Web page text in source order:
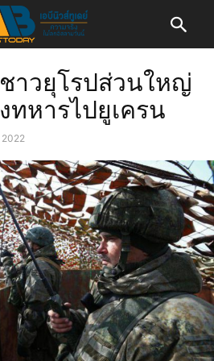
าวยุโรปส่วนใหญ่
ทหารไปยูเครน